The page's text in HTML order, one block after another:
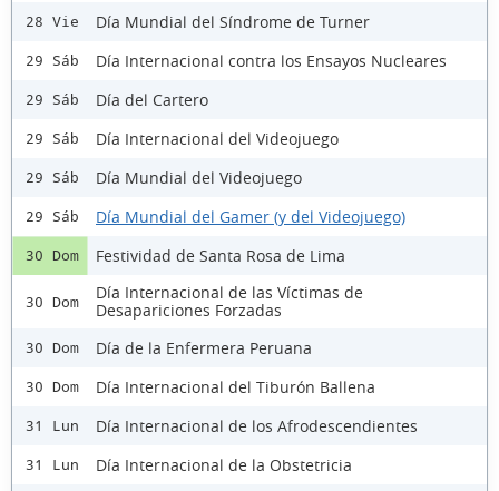
28 Vie Día Mundial del Síndrome de Turner
29 Sáb Día Internacional contra los Ensayos Nucleares
29 Sáb Día del Cartero
29 Sáb Día Internacional del Videojuego
29 Sáb Día Mundial del Videojuego
29 Sáb Día Mundial del Gamer (y del Videojuego)
30 Dom Festividad de Santa Rosa de Lima
30 Dom
Día Internacional de las Víctimas de
Desapariciones Forzadas
30 Dom Día de la Enfermera Peruana
30 Dom Día Internacional del Tiburón Ballena
31 Lun Día Internacional de los Afrodescendientes
31 Lun Día Internacional de la Obstetricia